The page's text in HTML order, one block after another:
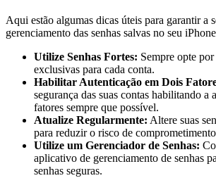
Aqui estão algumas dicas úteis para garantir a
gerenciamento das senhas salvas no seu
Utilize Senhas Fortes: Sempre opte
exclusivas para cada conta.
Habilitar Autenticação em Dois
segurança das suas contas habilitando a
fatores sempre que possível.
Atualize Regularmente: Altere suas
para reduzir o risco de
Utilize um Gerenciador de Senhas:
aplicativo de gerenciamento de senhas
senhas seguras.